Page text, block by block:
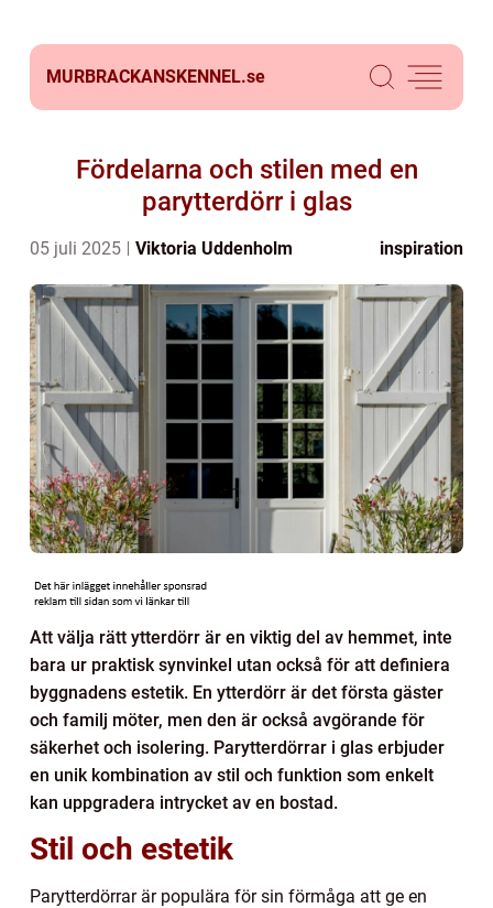
MURBRACKANSKENNEL.se
Fördelarna och stilen med en
parytterdörr i glas
05 juli 2025 Viktoria Uddenholm inspiration
Att välja rätt ytterdörr är en viktig del av hemmet, inte
bara ur praktisk synvinkel utan också för att definiera
byggnadens estetik. En ytterdörr är det första gäster
och familj möter, men den är också avgörande för
säkerhet och isolering. Parytterdörrar i glas erbjuder
en unik kombination av stil och funktion som enkelt
kan uppgradera intrycket av en bostad.
Stil och estetik
Parytterdörrar är populära för sin förmåga att ge en